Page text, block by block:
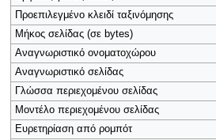
Προεπιλεγμένο κλειδί ταξινόμησης
Μήκος σελίδας (σε bytes)
Αναγνωριστικό ονοματοχώρου
Αναγνωριστικό σελίδας
Γλώσσα περιεχομένου σελίδας
Μοντέλο περιεχομένου σελίδας
Ευρετηρίαση από ρομπότ